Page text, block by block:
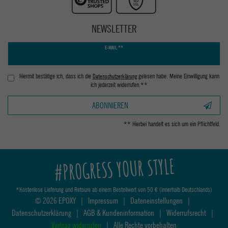
NEWSLETTER
E-MAIL **
Hiermit bestätige ich, dass ich die Daten­schutz­erklärunggelesen habe. Meine Einwilligung kann
ich jederzeit widerrufen.**
ABONNIEREN
** Hierbei handelt es sich um ein Pflichtfeld.
#PROGRESS YOUR STYLE
*Kostenlose Lieferung und Retoure ab einem Bestellwert von 50 € (innerhalb Deutschlands)
© 2026 EPOXY | Impressum | Dateneinstellungen |
Datenschutzerklärung | AGB & Kundeninformation | Widerrufsrecht |
Vertrag widerrufen | Alle Rechte vorbehalten